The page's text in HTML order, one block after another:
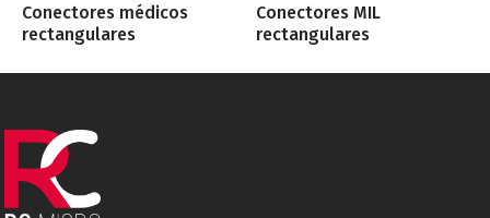
Conectores médicos
rectangulares
Conectores MIL
rectangulares